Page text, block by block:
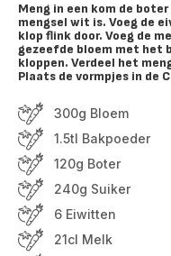
Meng in een kom de
mengsel wit is. Voeg de
klop flink door. Voeg de
gezeefde bloem met het
kloppen. Verdeel het
Plaats de vormpjes in de
300g Bloem
1.5tl Bakpoeder
120g Boter
240g Suiker
6 Eiwitten
21cl Melk